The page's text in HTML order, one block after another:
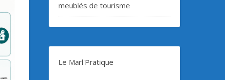
meublés de tourisme
Le Marl'Pratique